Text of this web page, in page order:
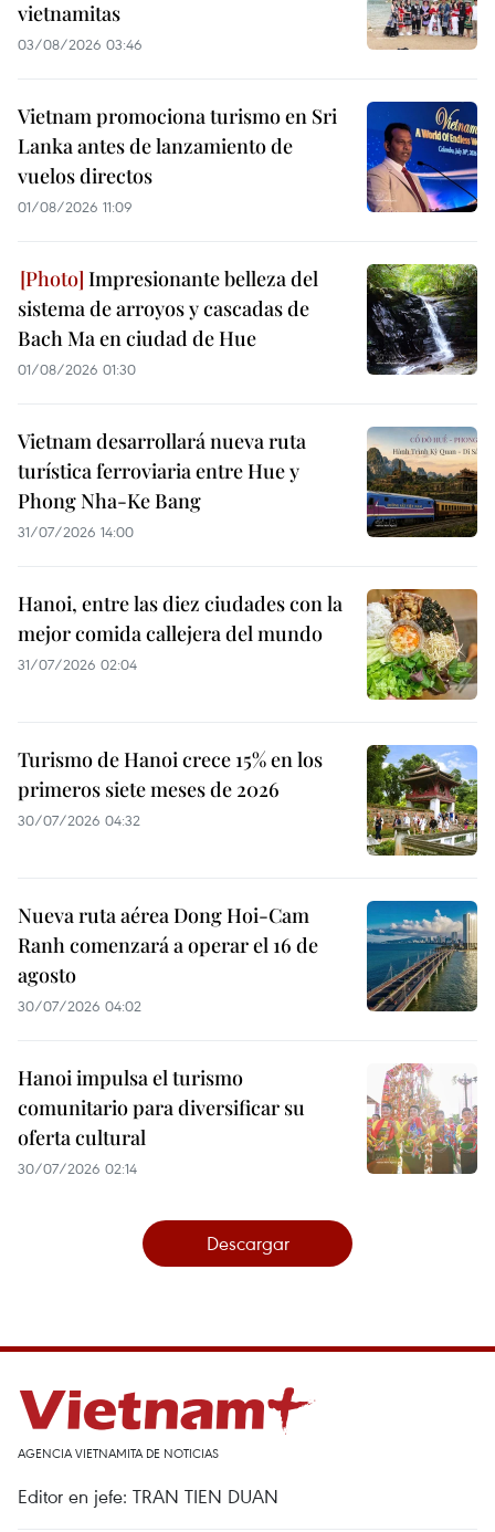
vietnamitas
03/08/2026 03:46
Vietnam promociona turismo en Sri
Lanka antes de lanzamiento de
vuelos directos
01/08/2026 11:09
Impresionante belleza del
sistema de arroyos y cascadas de
Bach Ma en ciudad de Hue
01/08/2026 01:30
Vietnam desarrollará nueva ruta
turística ferroviaria entre Hue y
Phong Nha-Ke Bang
31/07/2026 14:00
Hanoi, entre las diez ciudades con la
mejor comida callejera del mundo
31/07/2026 02:04
Turismo de Hanoi crece 15% en los
primeros siete meses de 2026
30/07/2026 04:32
Nueva ruta aérea Dong Hoi-Cam
Ranh comenzará a operar el 16 de
agosto
30/07/2026 04:02
Hanoi impulsa el turismo
comunitario para diversificar su
oferta cultural
30/07/2026 02:14
Descargar
AGENCIA VIETNAMITA DE NOTICIAS
Editor en jefe: TRAN TIEN DUAN